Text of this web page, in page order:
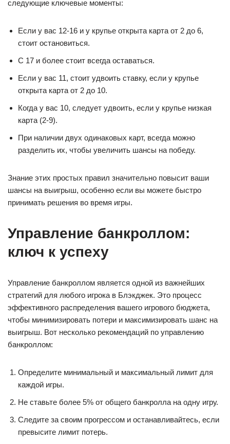
следующие ключевые моменты:
Если у вас 12-16 и у крупье открыта карта от 2 до 6,
стоит остановиться.
С 17 и более стоит всегда оставаться.
Если у вас 11, стоит удвоить ставку, если у крупье
открыта карта от 2 до 10.
Когда у вас 10, следует удвоить, если у крупье низкая
карта (2-9).
При наличии двух одинаковых карт, всегда можно
разделить их, чтобы увеличить шансы на победу.
Знание этих простых правил значительно повысит ваши
шансы на выигрыш, особенно если вы можете быстро
принимать решения во время игры.
Управление банкроллом:
ключ к успеху
Управление банкроллом является одной из важнейших
стратегий для любого игрока в Блэкджек. Это процесс
эффективного распределения вашего игрового бюджета,
чтобы минимизировать потери и максимизировать шанс на
выигрыш. Вот несколько рекомендаций по управлению
банкроллом:
Определите минимальный и максимальный лимит для
каждой игры.
Не ставьте более 5% от общего банкролла на одну игру.
Следите за своим прогрессом и останавливайтесь, если
превысите лимит потерь.